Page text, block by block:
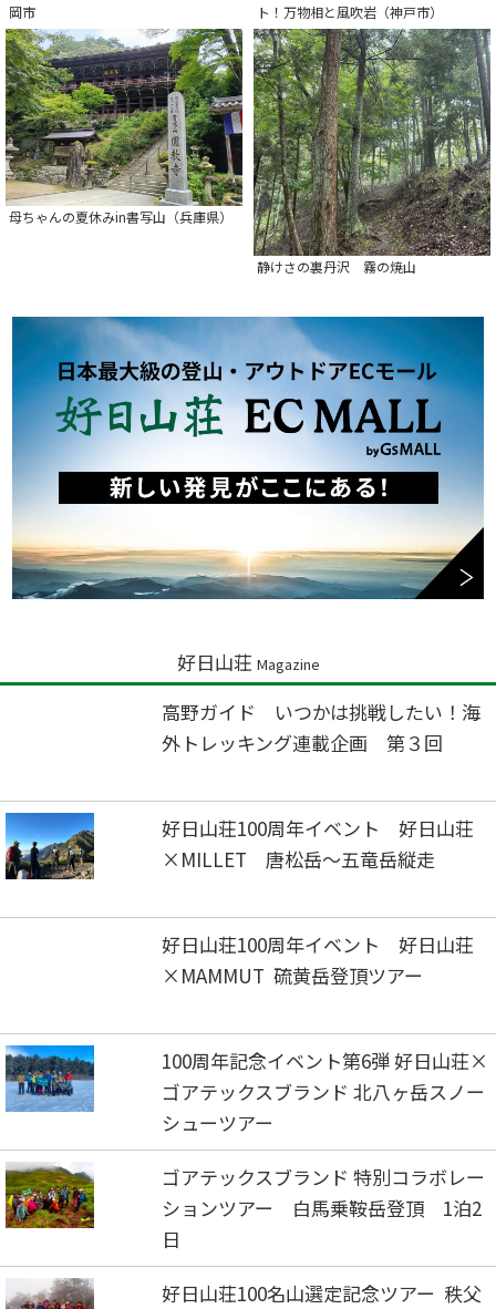
岡市
ト！万物相と風吹岩（神戸市）
母ちゃんの夏休みin書写山（兵庫県）
静けさの裏丹沢 霧の焼山
好日山荘 Magazine
高野ガイド いつかは挑戦したい！海
外トレッキング連載企画 第３回
好日山荘100周年イベント 好日山荘
×MILLET 唐松岳～五竜岳縦走
好日山荘100周年イベント 好日山荘
×MAMMUT 硫黄岳登頂ツアー
100周年記念イベント第6弾 好日山荘×
ゴアテックスブランド 北八ヶ岳スノー
シューツアー
ゴアテックスブランド 特別コラボレー
ションツアー 白馬乗鞍岳登頂 1泊2
日
好日山荘100名山選定記念ツアー 秩父